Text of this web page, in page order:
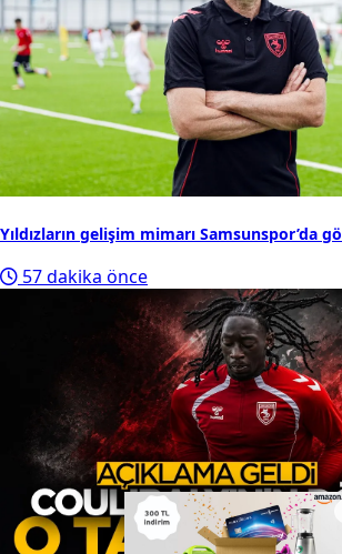
Yıldızların gelişim mimarı Samsunspor’da
57 dakika önce